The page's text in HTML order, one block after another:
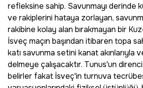
refleksine sahip. Savunmayı derinde
ve rakiplerini hataya zorlayan,
rakibine kolay alan bırakmayan bir
İsveç maçın başından itibaren topa
katı savunma setini kanat akınlarıyla
delmeye çalışacaktır. Tunus'un direnci
belirler fakat İsveç'in turnuva